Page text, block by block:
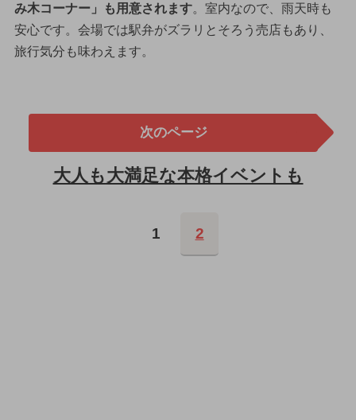
み木コーナー」も用意されます。室内なので、雨天時も
安心です。会場では駅弁がズラリとそろう売店もあり、
旅行気分も味わえます。
次のページ
大人も大満足な本格イベントも
1 2